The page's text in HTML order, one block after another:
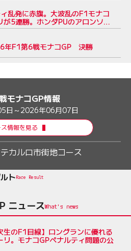
乱発に赤旗。大波乱のF1モナコ
が5連勝。ホンダPUのアロンソが
ポート】
年F1第6戦モナコGP 決勝
モナコGP情報
日～2026年06月07日
ス情報を見る
カルロ市街地コース
トRace Result
ニュース
生のF1目線】ロングランに優れる
リ。モナコGPペナルティ問題の公